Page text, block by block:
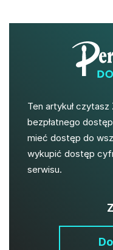
Ten artykuł
bezpłatnego
mieć dostęp do
wykupić dostęp
serwisu.